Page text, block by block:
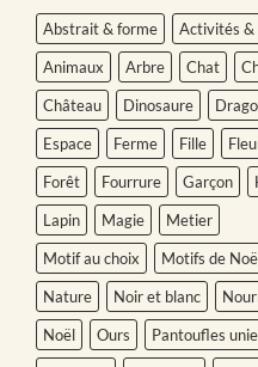
Abstrait & forme
Activités &
Animaux
Arbre Chat
Château
Dinosaure
Espace
Ferme Fille
Forêt
Fourrure Garçon
Lapin
Magie
Metier
Motif au choix
Motifs de
Nature
Noir et blanc
Noël
Ours
Pantoufles